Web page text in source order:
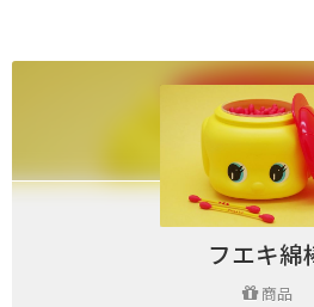
フエキ綿
商品